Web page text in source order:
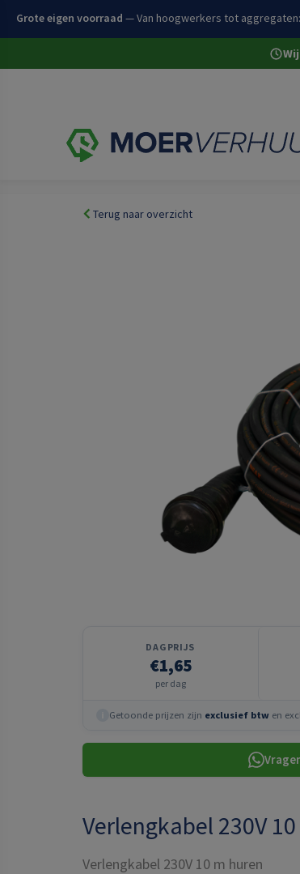
Grote eigen voorraad — Van hoogwerkers tot
Terug naar overzicht
DAGPRIJS
€1,65
per dag
Getoonde prijzen zijn exclusief btw en
Verlengkabel 230V
Verlengkabel 230V 10 m huren